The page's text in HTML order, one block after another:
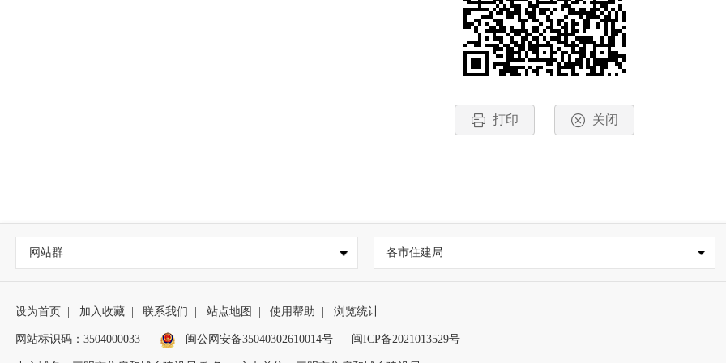
打印 关闭
网站群 各市住建局
设为首页 | 加入收藏 | 联系我们 | 站点地图 | 使用帮助 | 浏览统计
网站标识码：3504000033 闽公网安备35040302610014号 闽ICP备2021013529号